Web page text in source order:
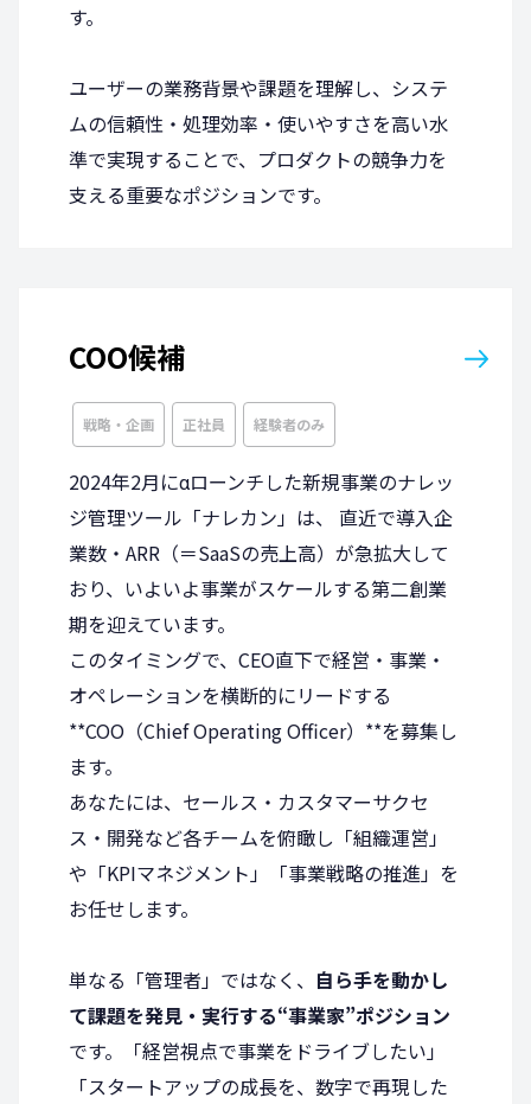
す。
ユーザーの業務背景や課題を理解し、システ
ムの信頼性・処理効率・使いやすさを高い水
準で実現することで、プロダクトの競争力を
支える重要なポジションです。
COO候補
戦略・企画 正社員 経験者のみ
2024年2月にαローンチした新規事業のナレッ
ジ管理ツール「ナレカン」は、 直近で導入企
業数・ARR（＝SaaSの売上高）が急拡大して
おり、いよいよ事業がスケールする第二創業
期を迎えています。
このタイミングで、CEO直下で経営・事業・
オペレーションを横断的にリードする
**COO（Chief Operating Officer）**を募集し
ます。
あなたには、セールス・カスタマーサクセ
ス・開発など各チームを俯瞰し「組織運営」
や「KPIマネジメント」「事業戦略の推進」を
お任せします。
単なる「管理者」ではなく、 自ら手を動かし
て課題を発見・実行する“事業家”ポジション
です。「経営視点で事業をドライブしたい」
「スタートアップの成長を、数字で再現した